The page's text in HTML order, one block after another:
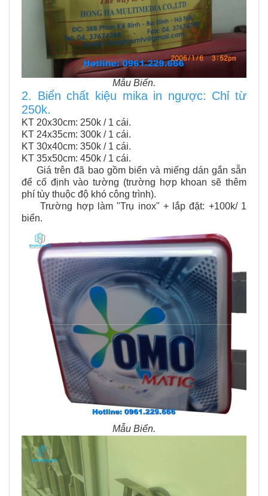
Mẫu Biển.
2. Biển chất kiệu mika in ngược: Chỉ từ
250k.
KT 20x30cm: 250k / 1 cái.
KT 24x35cm: 300k / 1 cái.
KT 30x40cm: 350k / 1 cái.
KT 35x50cm: 450k / 1 cái.
Giá trên đã bao gồm biển và miếng dán gắn sẵn
để cố định vào tường (trường hợp khoan sẽ thêm
phí tùy thuộc độ khó công trình).
Trường hợp làm "Trụ inox" + lắp đặt: +100k/ 1
biển.
Mẫu Biển.